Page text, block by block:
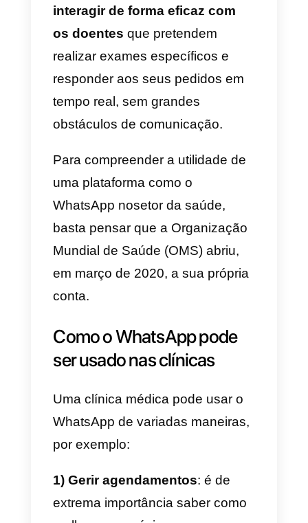
É justamente no seu caráter de
app de mensagens instantâneas
que o WhatsApp tem os seus
pontos fortes, tornando-se um
meio de comunicação
instantâneo e acessível
Qualquer usuário pode ser
alcançado através desta app de
mensagens a qualquer momento
e onde quer que esteja.
taxa de abertura de mensagens
que outras apps de mensagens
não conseguem alcançar.
estimativas falam de uma taxa de
abertura de 98%, incrivelmente
maior do que os 22% para e-
mails.